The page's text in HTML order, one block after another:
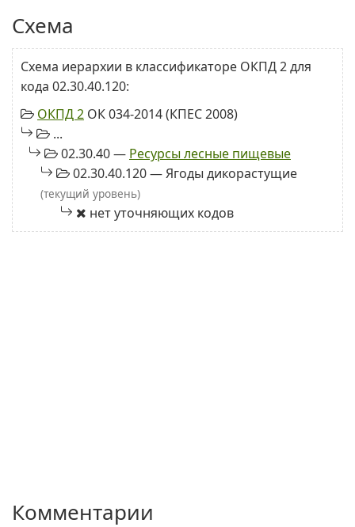
Схема
Схема иерархии в классификаторе ОКПД 2 для
кода 02.30.40.120:
ОКПД 2 ОК 034-2014 (КПЕС 2008)
...
02.30.40 — Ресурсы лесные пищевые
02.30.40.120 — Ягоды дикорастущие
(текущий уровень)
нет уточняющих кодов
Комментарии